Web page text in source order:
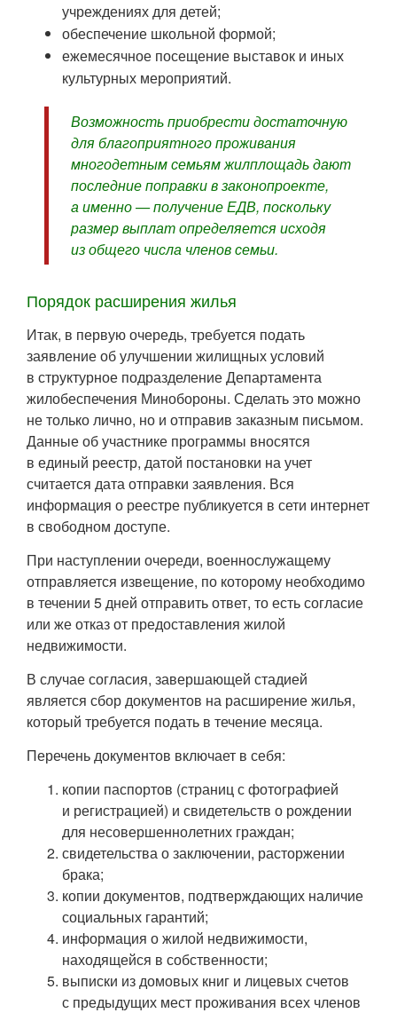
учреждениях для детей;
обеспечение школьной формой;
ежемесячное посещение выставок и иных
культурных мероприятий.
Возможность приобрести достаточную
для благоприятного проживания
многодетным семьям жилплощадь дают
последние поправки в законопроекте,
а именно — получение ЕДВ, поскольку
размер выплат определяется исходя
из общего числа членов семьи.
Порядок расширения жилья
Итак, в первую очередь, требуется подать
заявление об улучшении жилищных условий
в структурное подразделение Департамента
жилобеспечения Минобороны. Сделать это можно
не только лично, но и отправив заказным письмом.
Данные об участнике программы вносятся
в единый реестр, датой постановки на учет
считается дата отправки заявления. Вся
информация о реестре публикуется в сети интернет
в свободном доступе.
При наступлении очереди, военнослужащему
отправляется извещение, по которому необходимо
в течении 5 дней отправить ответ, то есть согласие
или же отказ от предоставления жилой
недвижимости.
В случае согласия, завершающей стадией
является сбор документов на расширение жилья,
который требуется подать в течение месяца.
Перечень документов включает в себя:
копии паспортов (страниц с фотографией
и регистрацией) и свидетельств о рождении
для несовершеннолетних граждан;
свидетельства о заключении, расторжении
брака;
копии документов, подтверждающих наличие
социальных гарантий;
информация о жилой недвижимости,
находящейся в собственности;
выписки из домовых книг и лицевых счетов
с предыдущих мест проживания всех членов